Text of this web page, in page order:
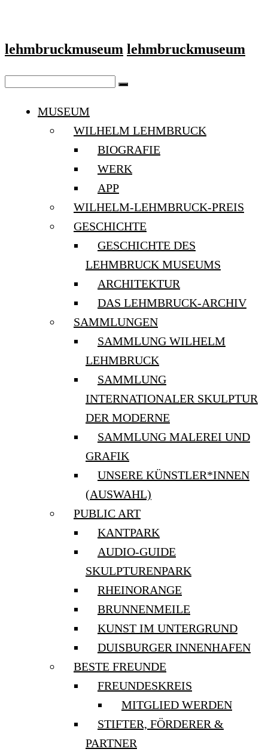
lehmbruckmuseum lehmbruckmuseum
MUSEUM
WILHELM LEHMBRUCK
BIOGRAFIE
WERK
APP
WILHELM-LEHMBRUCK-PREIS
GESCHICHTE
GESCHICHTE DES
LEHMBRUCK MUSEUMS
ARCHITEKTUR
DAS LEHMBRUCK-ARCHIV
SAMMLUNGEN
SAMMLUNG WILHELM
LEHMBRUCK
SAMMLUNG
INTERNATIONALER SKULPTUR
DER MODERNE
SAMMLUNG MALEREI UND
GRAFIK
UNSERE KÜNSTLER*INNEN
(AUSWAHL)
PUBLIC ART
KANTPARK
AUDIO-GUIDE
SKULPTURENPARK
RHEINORANGE
BRUNNENMEILE
KUNST IM UNTERGRUND
DUISBURGER INNENHAFEN
BESTE FREUNDE
FREUNDESKREIS
MITGLIED WERDEN
STIFTER, FÖRDERER &
PARTNER